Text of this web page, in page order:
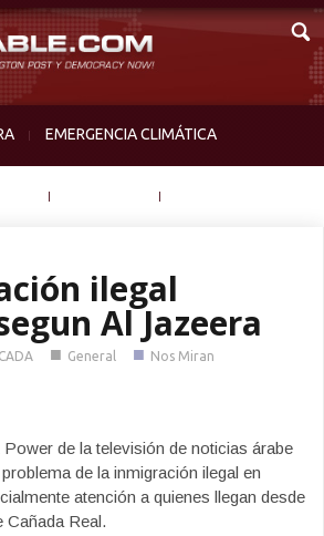
EMERGENCIA CLIMÁTICA
ilegal
Al Jazeera
■ General ■ Nos Miran
de la televisión de noticias árabe
de la inmigración ilegal en
atención a quienes llegan desde
Cañada Real.